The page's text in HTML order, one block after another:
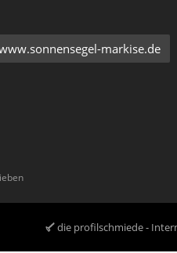
markise.de
die profilschmiede -